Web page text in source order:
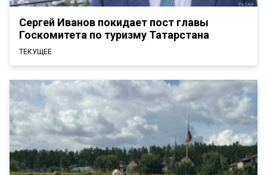
Сергей Иванов покидает пост главы
Госкомитета по туризму Татарстана
ТЕКУЩЕЕ